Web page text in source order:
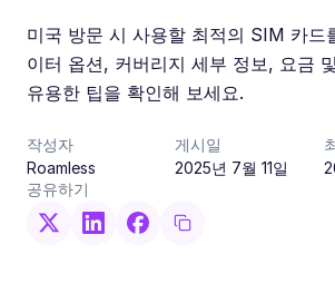
미국 방문 시 사용할 최적의 SIM 카드
이터 옵션, 커버리지 세부 정보, 요금
유용한 팁을 확인해 보세요.
작성자
Roamless
게시일
2025년 7월 11일
공유하기